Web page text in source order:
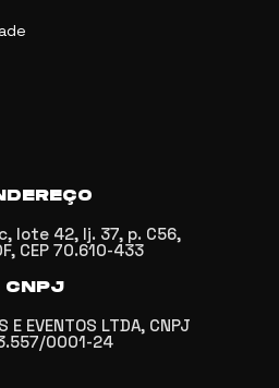
lote 42, lj. 37, p. C56,
CEP 70.610-433
CNPJ
E EVENTOS LTDA, CNPJ
0001-24